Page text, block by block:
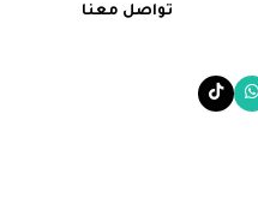
تواصل معنا